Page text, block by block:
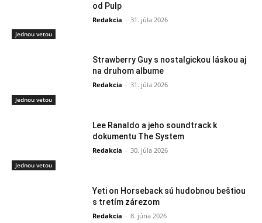
Jednou vetou
od Pulp
Redakcia - 31. júla 2026
Jednou vetou
Strawberry Guy s nostalgickou láskou aj
na druhom albume
Redakcia - 31. júla 2026
Jednou vetou
Lee Ranaldo a jeho soundtrack k
dokumentu The System
Redakcia - 30. júla 2026
Yeti on Horseback sú hudobnou beštiou
s tretím zárezom
Redakcia - 8. júna 2026